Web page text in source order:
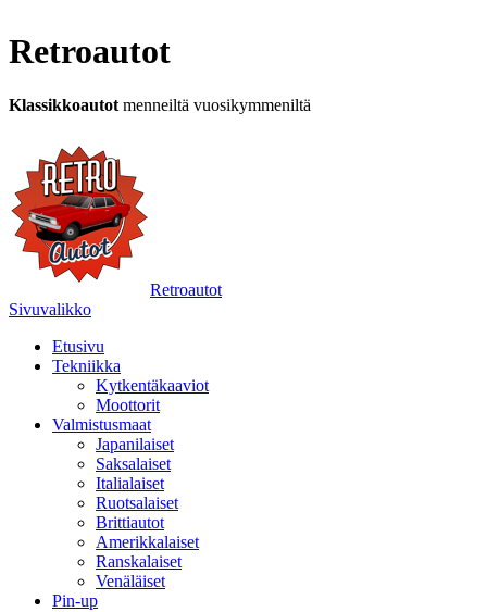
Retroautot
Klassikkoautot menneiltä vuosikymmeniltä
Retroautot
Sivuvalikko
Etusivu
Tekniikka
Kytkentäkaaviot
Moottorit
Valmistusmaat
Japanilaiset
Saksalaiset
Italialaiset
Ruotsalaiset
Brittiautot
Amerikkalaiset
Ranskalaiset
Venäläiset
Pin-up